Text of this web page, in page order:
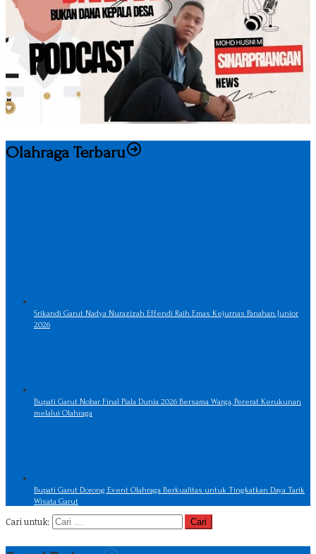
Olahraga Terbaru
Srikandi Garut Nadya Nurazizah Effendi Raih Emas Kejurnas Panahan Junior
2026
Bupati Garut Nobar Final Piala Dunia 2026 Bersama Warga, Pererat Kerukunan
melalui Olahraga
Bupati Garut Dorong Event Olahraga Berkualitas untuk Tingkatkan Daya Tarik
Wisata Garut
Cari untuk: